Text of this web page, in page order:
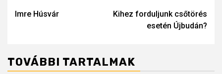
navigation
Imre Húsvár
Kihez forduljunk csőtörés
esetén Újbudán?
TOVÁBBI TARTALMAK